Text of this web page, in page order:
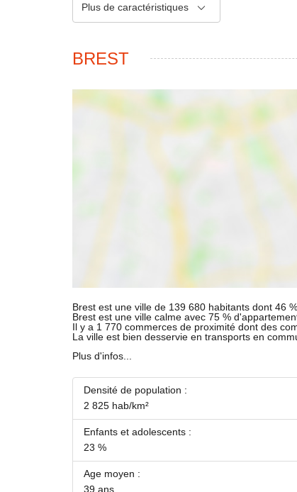
Plus de caractéristiques
BREST
Brest est une ville de 139 680 habitants dont 46
Brest est une ville calme avec 75 %
Il y a 1 770 commerces de proximité dont des
La ville est bien desservie en transports en
Plus d'infos...
Densité de population :
2 825 hab/km²
Enfants et adolescents :
23 %
Age moyen :
39 ans